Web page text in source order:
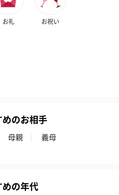
けいたします。
円）
お礼 お祝い
のお相手
母親 義母
の年代